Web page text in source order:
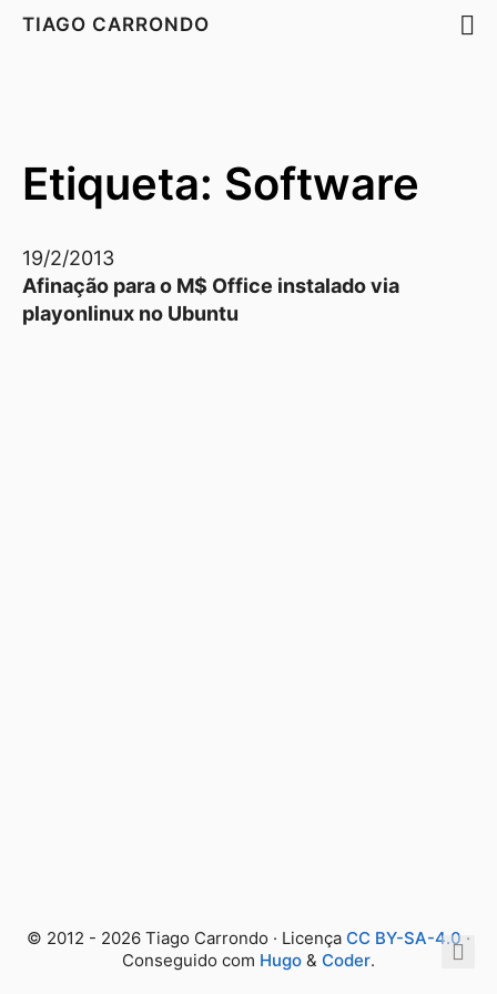
TIAGO CARRONDO
Etiqueta: Software
19/2/2013
Afinação para o M$ Office instalado via
playonlinux no Ubuntu
© 2012 - 2026 Tiago Carrondo · Licença CC BY-SA-4.0 ·
Conseguido com Hugo & Coder.